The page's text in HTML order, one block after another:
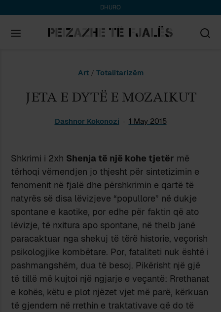
DHURO
Art/ Totalitarizëm
JETA E DYTË E MOZAIKUT
Dashnor Kokonozi 1 May 2015
Shkrimi i 2xh Shenja të një kohe tjetër më
tërhoqi vëmendjen jo thjesht për sintetizimin e
fenomenit në fjalë dhe përshkrimin e qartë të
natyrës së disa lëvizjeve “popullore” në dukje
spontane e kaotike, por edhe për faktin që ato
lëvizje, të nxitura apo spontane, në thelb janë
paracaktuar nga shekuj të tërë historie, veçorish
psikologjike kombëtare. Por, fataliteti nuk është i
pashmangshëm, dua të besoj. Pikërisht një gjë
të tillë më kujtoi një ngjarje e veçantë: Rrethanat
e kohës, këtu e plot njëzet vjet më parë, kërkuan
të gjendem në rrethin e traktativave që do të